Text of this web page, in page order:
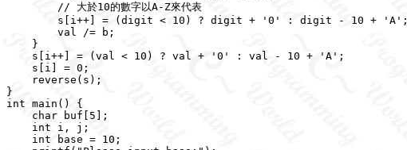
        // 大於10的數字以A-Z來代表
        s[i++] = (digit < 10) ? digit + '0' : digit - 10 + 'A';
        val /= b;
    }
    s[i++] = (val < 10) ? val + '0' : val - 10 + 'A';
    s[i] = 0;
    reverse(s);
}
int main() {
    char buf[5];
    int i, j;
    int base = 10;